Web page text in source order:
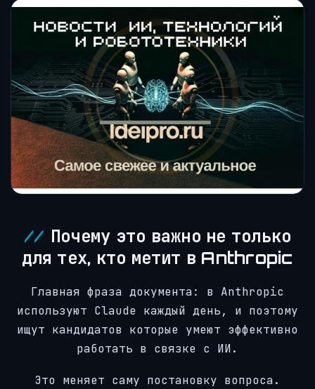
Почему это важно не только
для тех, кто метит в Anthropic
Главная фраза документа: в Anthropic
используют Claude каждый день, и поэтому
ищут кандидатов которые умеют эффективно
работать в связке с ИИ.
Это меняет саму постановку вопроса.